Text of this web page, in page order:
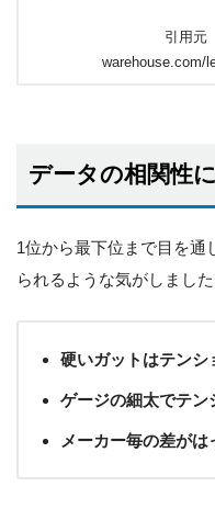
引用元
warehouse.com/
データの相関性
1位から最下位まで目を通
られるような気がしました
硬いガットはテンシ
ゲージの細太でテン
メーカー毎の差がは